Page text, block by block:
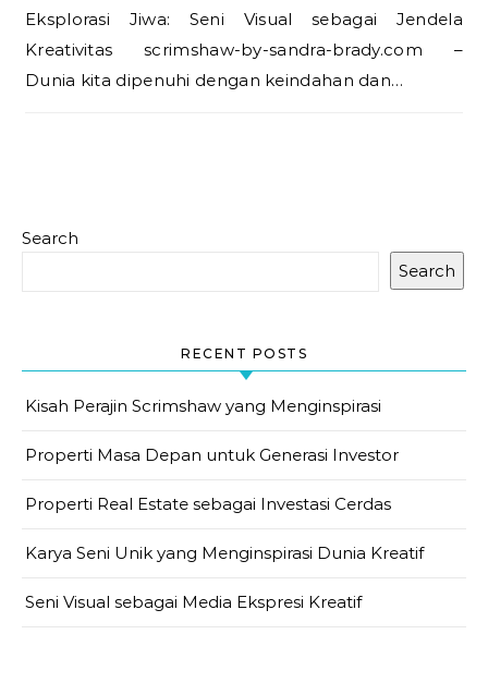
Eksplorasi Jiwa: Seni Visual sebagai Jendela
Kreativitas scrimshaw-by-sandra-brady.com –
Dunia kita dipenuhi dengan keindahan dan…
Search
Search
RECENT POSTS
Kisah Perajin Scrimshaw yang Menginspirasi
Properti Masa Depan untuk Generasi Investor
Properti Real Estate sebagai Investasi Cerdas
Karya Seni Unik yang Menginspirasi Dunia Kreatif
Seni Visual sebagai Media Ekspresi Kreatif